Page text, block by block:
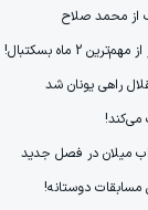
از محمد صلاح
2 ماه بسکتبال!
راهی یونان شد
می‌کند!
میلان در فصل جدید
مسابقات دوستانه!